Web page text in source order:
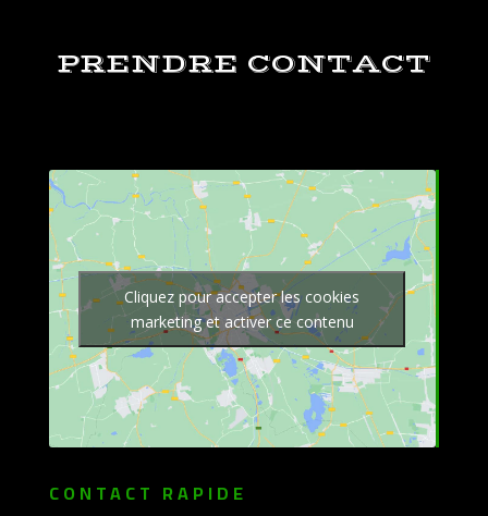
PRENDRE CONTACT
Cliquez pour accepter les cookies
marketing et activer ce contenu
CONTACT RAPIDE